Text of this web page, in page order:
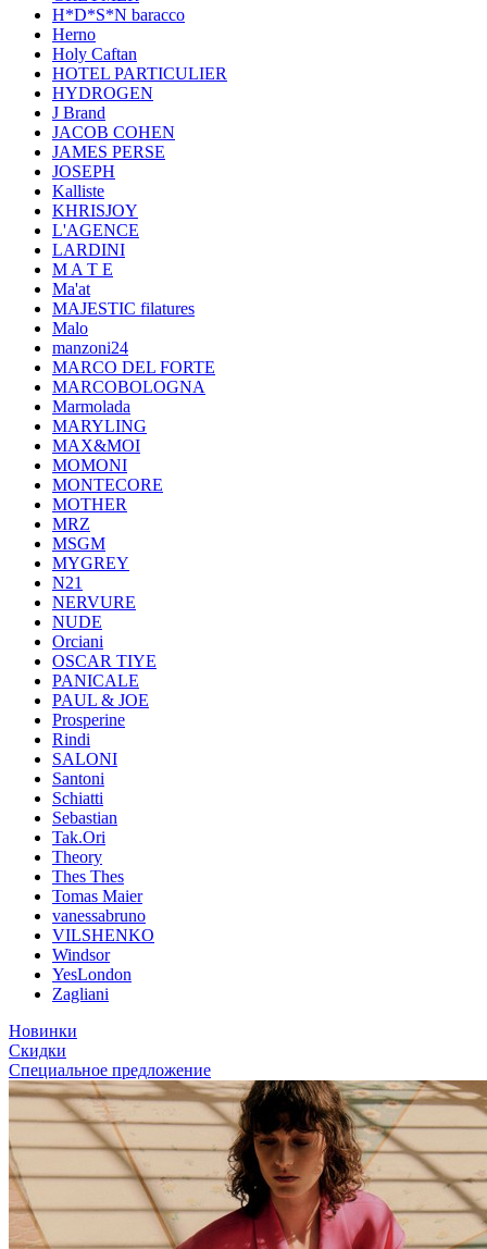
H*D*S*N baracco
Herno
Holy Caftan
HOTEL PARTICULIER
HYDROGEN
J Brand
JACOB COHEN
JAMES PERSE
JOSEPH
Kalliste
KHRISJOY
L'AGENCE
LARDINI
M A T E
Ma'at
MAJESTIC filatures
Malo
manzoni24
MARCO DEL FORTE
MARCOBOLOGNA
Marmolada
MARYLING
MAX&MOI
MOMONI
MONTECORE
MOTHER
MRZ
MSGM
MYGREY
N21
NERVURE
NUDE
Orciani
OSCAR TIYE
PANICALE
PAUL & JOE
Prosperine
Rindi
SALONI
Santoni
Schiatti
Sebastian
Tak.Ori
Theory
Thes Thes
Tomas Maier
vanessabruno
VILSHENKO
Windsor
YesLondon
Zagliani
Новинки
Скидки
Специальное предложение